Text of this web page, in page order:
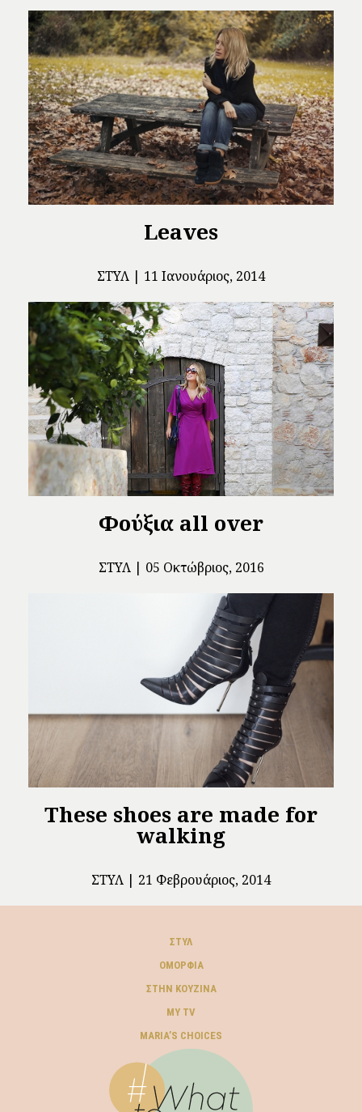
Leaves
ΣΤΥΛ 11 Ιανουάριος, 2014
Φούξια all over
ΣΤΥΛ 05 Οκτώβριος, 2016
These shoes are made for
walking
ΣΤΥΛ 21 Φεβρουάριος, 2014
ΣΤΥΛ
ΟΜΟΡΦΙΆ
ΣΤΗΝ ΚΟΥΖΊΝΑ
MY TV
ΜARIA’S CHOICES